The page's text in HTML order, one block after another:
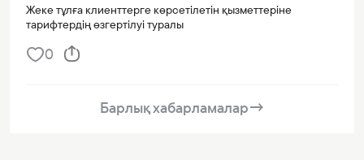
Жеке тұлға клиенттерге көрсетілетін қызметтеріне
тарифтердің өзгертілуі туралы
0
Барлық хабарламалар→